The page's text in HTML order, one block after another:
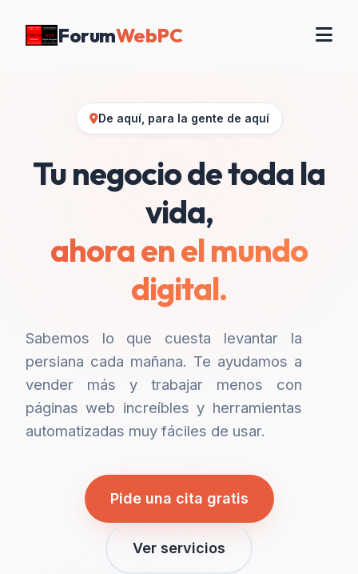
ForumWebPC
De aquí, para la gente de aquí
Tu negocio de toda la
vida,
ahora en el mundo
digital.
Sabemos lo que cuesta levantar la
persiana cada mañana. Te ayudamos a
vender más y trabajar menos con
páginas web increíbles y herramientas
automatizadas muy fáciles de usar.
Pide una cita gratis
Ver servicios